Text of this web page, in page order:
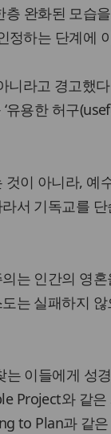
층 완화된 모습
정하는 단계에
니라고 경고했다
유용한 허구
이 아니라, 예
서 기독교를 단
는 인간의 영혼
는 실패하지 않
는 이들에게 성
Project와 같은
to Plan과 같은